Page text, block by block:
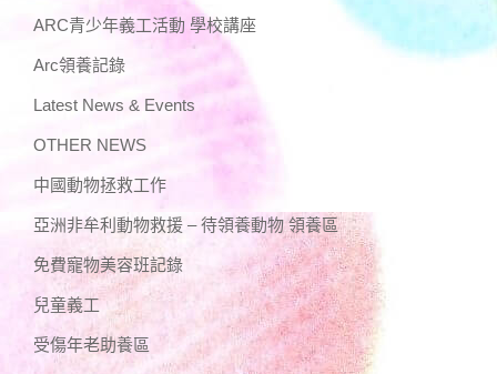
ARC青少年義工活動 學校講座
Arc領養記錄
Latest News & Events
OTHER NEWS
中國動物拯救工作
亞洲非牟利動物救援 – 待領養動物 領養區
免費寵物美容班記錄
兒童義工
受傷年老助養區